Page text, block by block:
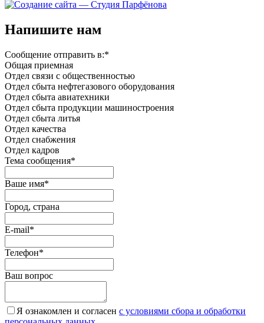
Напишите нам
Сообщение отправить в:*
Общая приемная
Отдел связи с общественностью
Oтдел сбыта нефтегазового оборудования
Отдел сбыта авиатехники
Отдел сбыта продукции машиностроения
Отдел сбыта литья
Отдел качества
Oтдел снабжения
Отдел кадров
Тема сообщения*
Ваше имя*
Город, страна
E-mail*
Телефон*
Ваш вопрос
Я ознакомлен и согласен c условиями сбора и обработки